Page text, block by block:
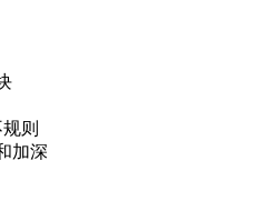
则
加深